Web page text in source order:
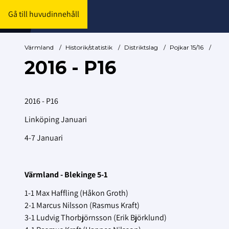
Gå till huvudinnehåll
Värmland / Historik/statistik / Distriktslag / Pojkar 15/16 /
2016 - P16
2016 - P16
Linköping Januari
4-7 Januari
Värmland - Blekinge 5-1
1-1 Max Haffling (Håkon Groth)
2-1 Marcus Nilsson (Rasmus Kraft)
3-1 Ludvig Thorbjörnsson (Erik Björklund)